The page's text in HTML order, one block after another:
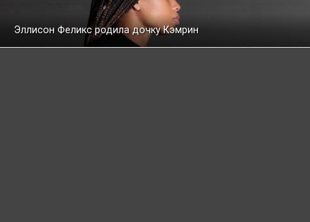
Эллисон Феликс родила дочку Кэмрин